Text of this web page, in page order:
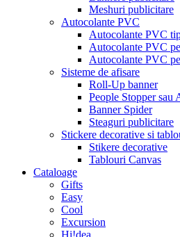
Meshuri publicitare
Autocolante PVC
Autocolante PVC
Autocolante PVC
Autocolante PVC
Sisteme de afisare
Roll-Up banner
People Stopper sau
Banner Spider
Steaguri publicitare
Stickere decorative si
Stikere decorative
Tablouri Canvas
Cataloage
Gifts
Easy
Cool
Excursion
Hi!dea